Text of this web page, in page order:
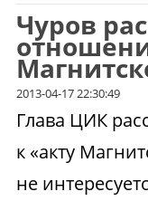
Чуров
2013-04-17 22:30:49
Глава ЦИК
к «акту
не